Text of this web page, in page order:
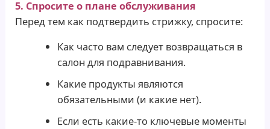
5. Спросите о плане обслуживания
Перед тем как подтвердить стрижку, спросите:
Как часто вам следует возвращаться в
салон для подравнивания.
Какие продукты являются
обязательными (и какие нет).
Если есть какие-то ключевые моменты